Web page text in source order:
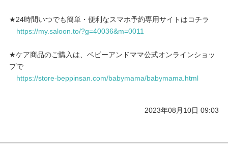
★24時間いつでも簡単・便利なスマホ予約専用サイトはコチラ
https://my.saloon.to/?g=40036&m=0011
★ケア商品のご購入は、ベビーアンドママ公式オンラインショッ
プで
https://store-beppinsan.com/babymama/babymama.html
2023年08月10日 09:03